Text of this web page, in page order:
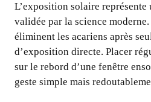
L’exposition solaire représente
validée par la science
éliminent les acariens après
d’exposition directe. Placer
sur le rebord d’une fenêtre
geste simple mais